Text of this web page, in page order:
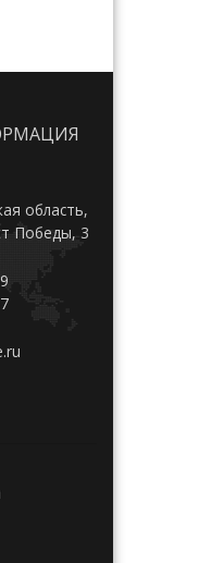
область,
Победы, 3